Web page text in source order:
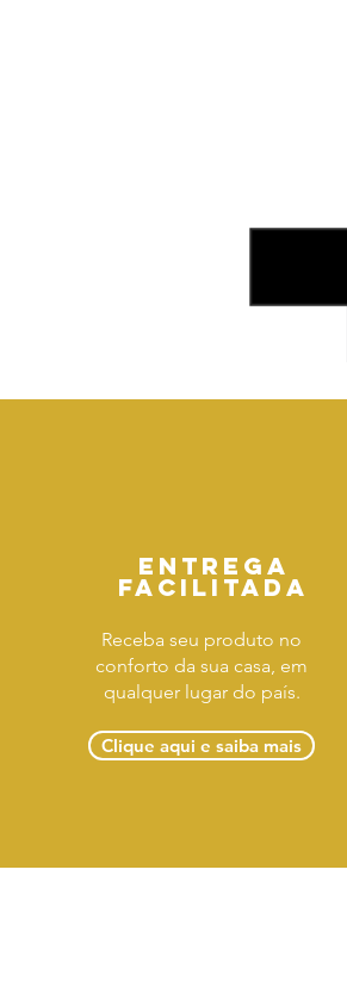
Entrega
facilitada
Receba seu produto no
conforto da sua casa, em
qualquer lugar do país.
Clique aqui e saiba mais